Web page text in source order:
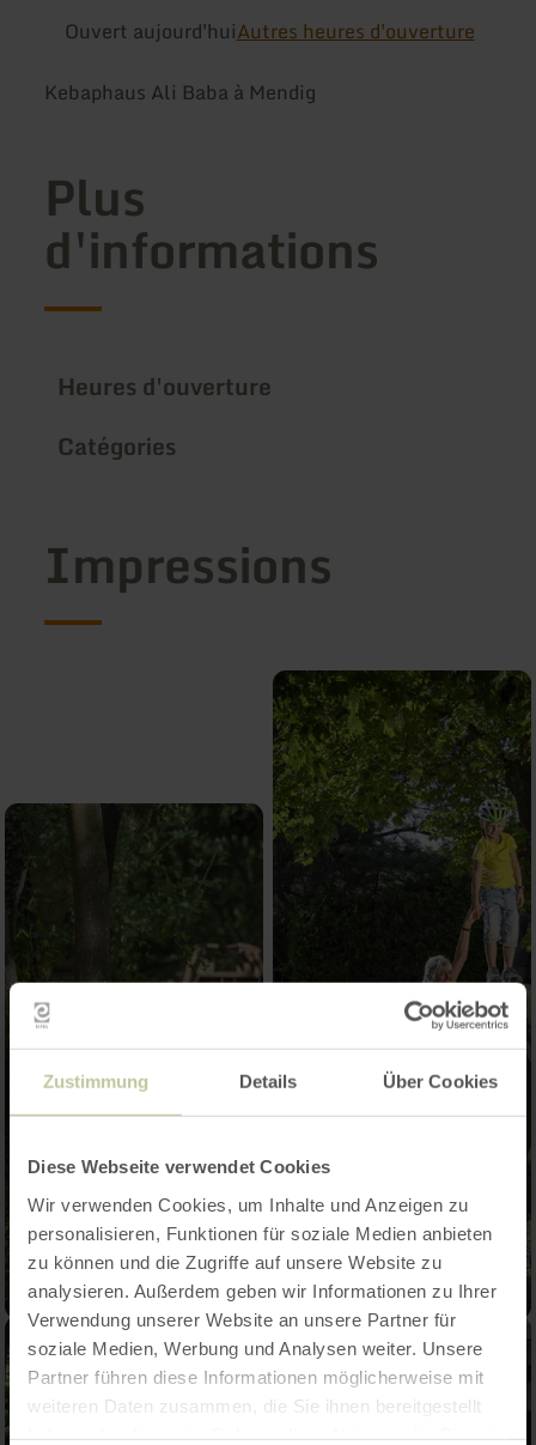
Zustimmung Details Über Cookies
Diese Webseite verwendet Cookies
Wir verwenden Cookies, um Inhalte und Anzeigen zu
personalisieren, Funktionen für soziale Medien anbieten
zu können und die Zugriffe auf unsere Website zu
analysieren. Außerdem geben wir Informationen zu Ihrer
Verwendung unserer Website an unsere Partner für
soziale Medien, Werbung und Analysen weiter. Unsere
Partner führen diese Informationen möglicherweise mit
weiteren Daten zusammen, die Sie ihnen bereitgestellt
Ouvert aujourd'huiAutres heures d'ouverture
Kebaphaus Ali Baba à Mendig
Plus
d'informations
Heures d'ouverture
Catégories
Impressions